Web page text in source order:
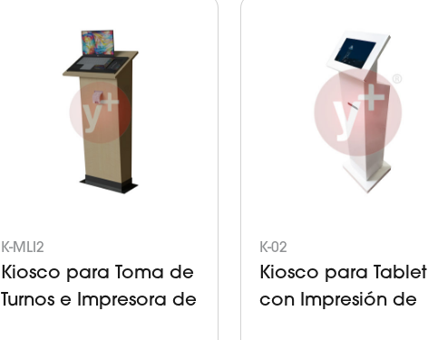
K-MLI2
Kiosco para Toma de
Turnos e Impresora de
K-02
Kiosco para Tablet
con Impresión de